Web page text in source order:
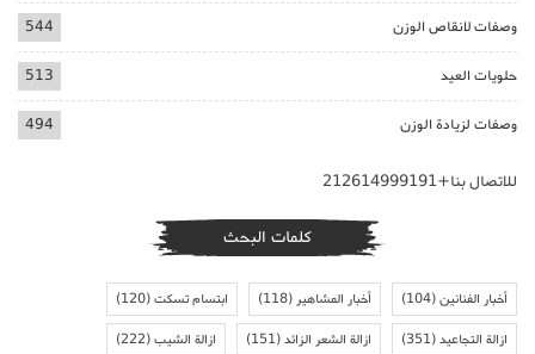
وصفات لانقاص الوزن 544
حلويات العيد 513
وصفات لزيادة الوزن 494
للاتصال بنا+212614999191
كلمات البحث
أخبار الفنانين(104) أخبار المشاهير(118) ابتسام تسكت(120)
ازالة التجاعيد(351) ازالة الشعر الزائد(151) ازالة الشيب(222)